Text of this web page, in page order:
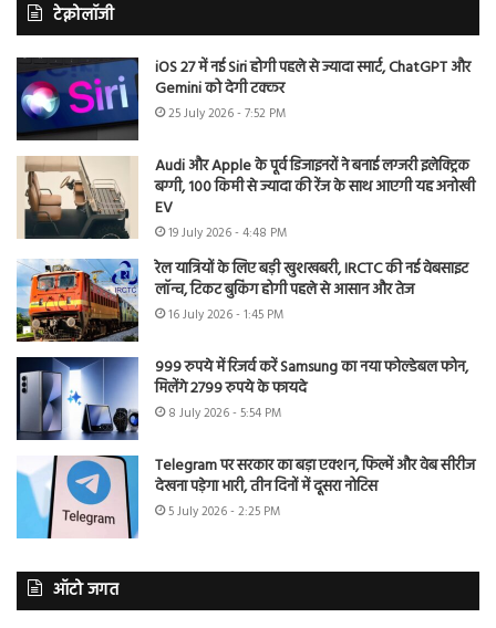
टेक्नोलॉजी
iOS 27 में नई Siri होगी पहले से ज्यादा स्मार्ट, ChatGPT और
Gemini को देगी टक्कर
25 July 2026 - 7:52 PM
Audi और Apple के पूर्व डिजाइनरों ने बनाई लग्जरी इलेक्ट्रिक
बग्गी, 100 किमी से ज्यादा की रेंज के साथ आएगी यह अनोखी
EV
19 July 2026 - 4:48 PM
रेल यात्रियों के लिए बड़ी खुशखबरी, IRCTC की नई वेबसाइट
लॉन्च, टिकट बुकिंग होगी पहले से आसान और तेज
16 July 2026 - 1:45 PM
999 रुपये में रिजर्व करें Samsung का नया फोल्डेबल फोन,
मिलेंगे 2799 रुपये के फायदे
8 July 2026 - 5:54 PM
Telegram पर सरकार का बड़ा एक्शन, फिल्में और वेब सीरीज
देखना पड़ेगा भारी, तीन दिनों में दूसरा नोटिस
5 July 2026 - 2:25 PM
ऑटो जगत